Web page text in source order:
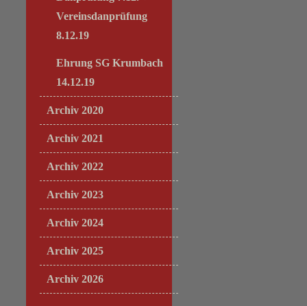
Vereinsdanprüfung
8.12.19
Ehrung SG Krumbach
14.12.19
Archiv 2020
Archiv 2021
Archiv 2022
Archiv 2023
Archiv 2024
Archiv 2025
Archiv 2026